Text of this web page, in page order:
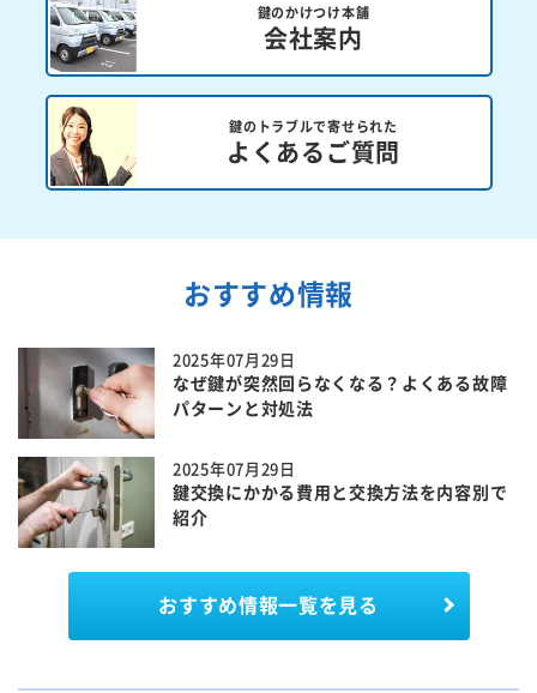
鍵のかけつけ本舗
会社案内
鍵のトラブルで寄せられた
よくあるご質問
おすすめ情報
2025年07月29日
なぜ鍵が突然回らなくなる？よくある故障
パターンと対処法
2025年07月29日
鍵交換にかかる費用と交換方法を内容別で
紹介
おすすめ情報一覧を見る